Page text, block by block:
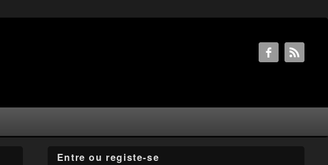
Entre ou registe-se